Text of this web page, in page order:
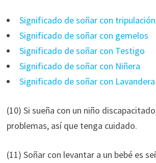
Significado de soñar con tripulación
Significado de soñar con gemelos
Significado de soñar con Testigo
Significado de soñar con Niñera
Significado de soñar con Lavandera
(10) Si sueña con un niño
problemas, así que tenga cuidado.
(11) Soñar con levantar a un bebé es